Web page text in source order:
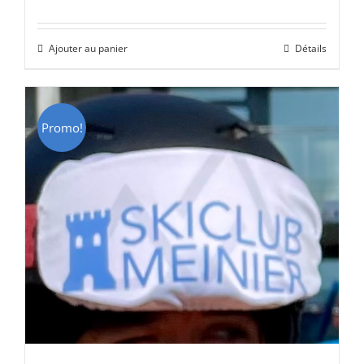
était :
CHF 69.00.CHF 49.00.
Ajouter au panier Détails
Promo!